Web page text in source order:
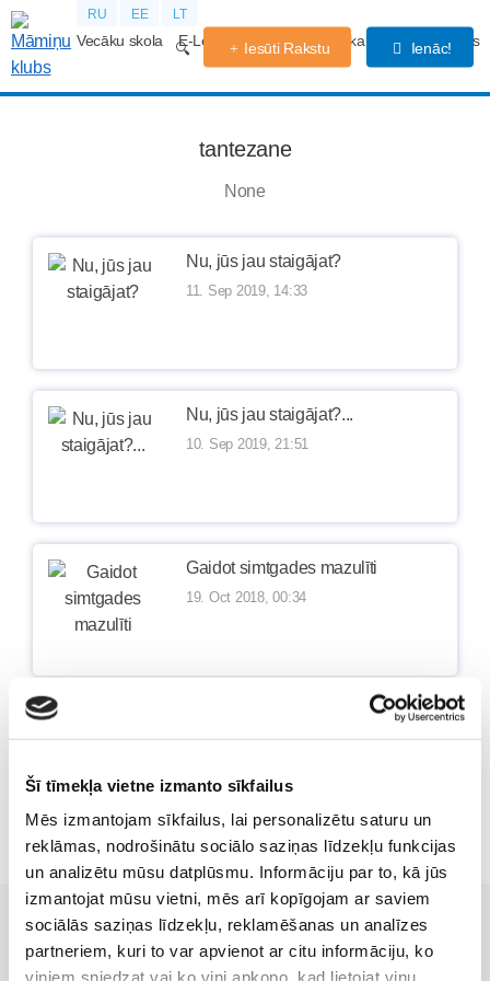
Šī tīmekļa vietne izmanto sīkfailus
Mēs izmantojam sīkfailus, lai personalizētu saturu un
reklāmas, nodrošinātu sociālo saziņas līdzekļu funkcijas
un analizētu mūsu datplūsmu. Informāciju par to, kā jūs
izmantojat mūsu vietni, mēs arī kopīgojam ar saviem
sociālās saziņas līdzekļu, reklamēšanas un analīzes
partneriem, kuri to var apvienot ar citu informāciju, ko
viņiem sniedzat vai ko viņi apkopo, kad lietojat viņu
RU EE LT
Vecāku skola E-Lekcijas Grūtniecības kalendārs Forums
Iesūti Rakstu Ienāc!
tantezane
None
Nu, jūs jau staigājat?
11. Sep 2019, 14:33
Nu, jūs jau staigājat?...
10. Sep 2019, 21:51
Gaidot simtgades mazulīti
19. Oct 2018, 00:34
Vēl Māmiņu Klubā:
Grūtniecība